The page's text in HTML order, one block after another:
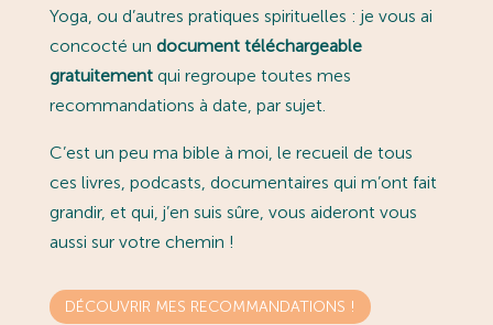
Yoga, ou d’autres pratiques spirituelles : je vous ai
concocté un document téléchargeable
gratuitementqui regroupe toutes mes
recommandations à date, par sujet.
C’est un peu ma bible à moi, le recueil de tous
ces livres, podcasts, documentaires qui m’ont fait
grandir, et qui, j’en suis sûre, vous aideront vous
aussi sur votre chemin !
DÉCOUVRIR MES RECOMMANDATIONS !